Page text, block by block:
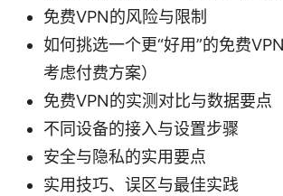
免费VPN的风险与限制
如何挑选一个更“好用”的免费
考虑付费方案）
免费VPN的实测对比与数据要点
不同设备的接入与设置步骤
安全与隐私的实用要点
实用技巧、误区与最佳实践